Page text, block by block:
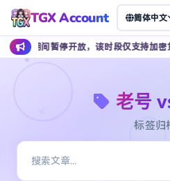
TGX Account 简体中文
暂停开放，该时段仅支持加密货币支付
老号
标签归